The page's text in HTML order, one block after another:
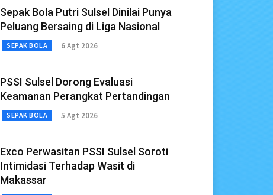
Sepak Bola Putri Sulsel Dinilai Punya
Peluang Bersaing di Liga Nasional
SEPAK BOLA 6 Agt 2026
PSSI Sulsel Dorong Evaluasi
Keamanan Perangkat Pertandingan
SEPAK BOLA 5 Agt 2026
Exco Perwasitan PSSI Sulsel Soroti
Intimidasi Terhadap Wasit di
Makassar